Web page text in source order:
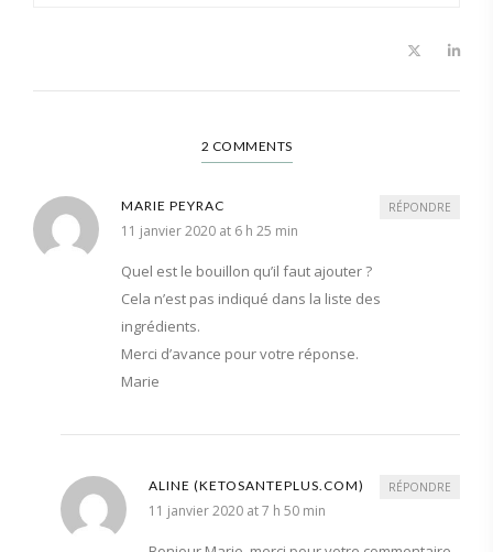
2 COMMENTS
MARIE PEYRAC
11 janvier 2020 at 6 h 25 min
Quel est le bouillon qu’il faut ajouter ?
Cela n’est pas indiqué dans la liste des
ingrédients.
Merci d’avance pour votre réponse.
Marie
RÉPONDRE
ALINE (KETOSANTEPLUS.COM)
11 janvier 2020 at 7 h 50 min
RÉPONDRE